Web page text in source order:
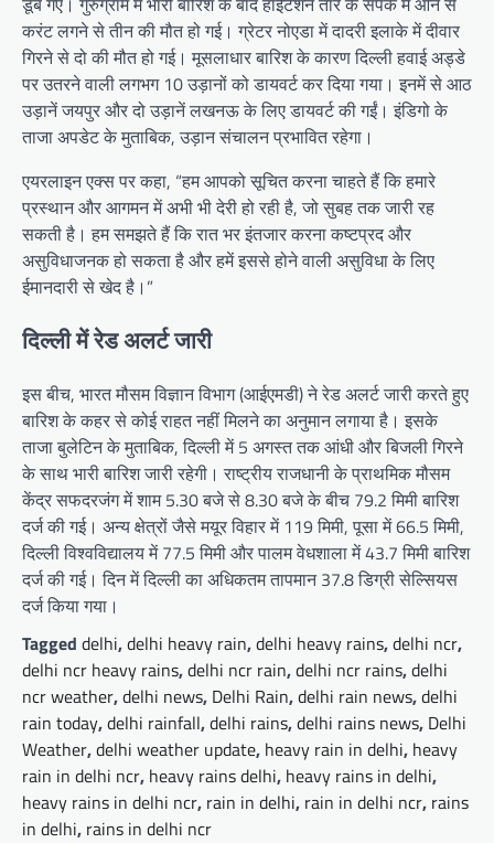
करंट लगने से तीन की मौत हो गई। ग्रेटर नोएडा में दादरी इलाके में दीवार
गिरने से दो की मौत हो गई। मूसलाधार बारिश के कारण दिल्ली हवाई अड्डे
पर उतरने वाली लगभग 10 उड़ानों को डायवर्ट कर दिया गया। इनमें से आठ
उड़ानें जयपुर और दो उड़ानें लखनऊ के लिए डायवर्ट की गईं। इंडिगो के
ताजा अपडेट के मुताबिक, उड़ान संचालन प्रभावित रहेगा।
एयरलाइन एक्स पर कहा, “हम आपको सूचित करना चाहते हैं कि हमारे
प्रस्थान और आगमन में अभी भी देरी हो रही है, जो सुबह तक जारी रह
सकती है। हम समझते हैं कि रात भर इंतजार करना कष्टप्रद और
असुविधाजनक हो सकता है और हमें इससे होने वाली असुविधा के लिए
ईमानदारी से खेद है।”
दिल्ली में रेड अलर्ट जारी
इस बीच, भारत मौसम विज्ञान विभाग (आईएमडी) ने रेड अलर्ट जारी करते हुए
बारिश के कहर से कोई राहत नहीं मिलने का अनुमान लगाया है। इसके
ताजा बुलेटिन के मुताबिक, दिल्ली में 5 अगस्त तक आंधी और बिजली गिरने
के साथ भारी बारिश जारी रहेगी। राष्ट्रीय राजधानी के प्राथमिक मौसम
केंद्र सफदरजंग में शाम 5.30 बजे से 8.30 बजे के बीच 79.2 मिमी बारिश
दर्ज की गई। अन्य क्षेत्रों जैसे मयूर विहार में 119 मिमी, पूसा में 66.5 मिमी,
दिल्ली विश्वविद्यालय में 77.5 मिमी और पालम वेधशाला में 43.7 मिमी बारिश
दर्ज की गई। दिन में दिल्ली का अधिकतम तापमान 37.8 डिग्री सेल्सियस
दर्ज किया गया।
Tagged delhi,delhi heavy rain,delhi heavy rains,delhi ncr,
delhi ncr heavy rains,delhi ncr rain,delhi ncr rains,delhi
ncr weather,delhi news, Delhi Rain,delhi rain news,delhi
rain today,delhi rainfall,delhi rains,delhi rains news, Delhi
Weather,delhi weather update, heavy rain in delhi, heavy
rain in delhi ncr, heavy rains delhi, heavy rains in delhi,
heavy rains in delhi ncr, rain in delhi, rain in delhi ncr, rains
in delhi, rains in delhi ncr